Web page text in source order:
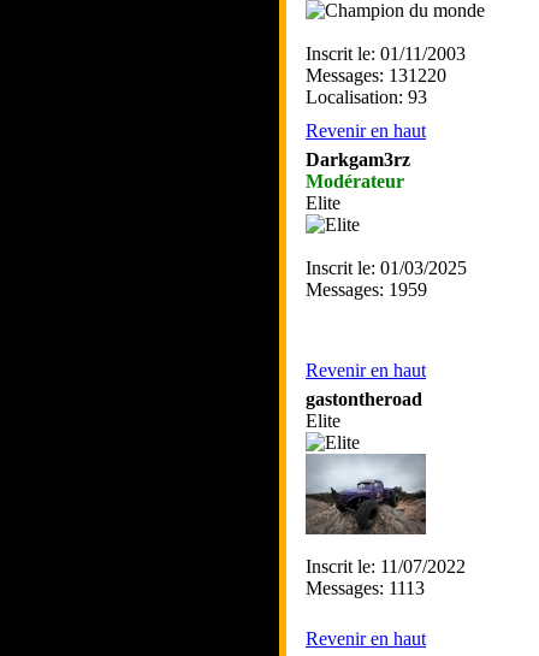
Inscrit le: 01/11/2003
Messages: 131220
Localisation: 93
Revenir en haut
Darkgam3rz
Modérateur
Elite
Inscrit le: 01/03/2025
Messages: 1959
Revenir en haut
gastontheroad
Elite
Inscrit le: 11/07/2022
Messages: 1113
Revenir en haut